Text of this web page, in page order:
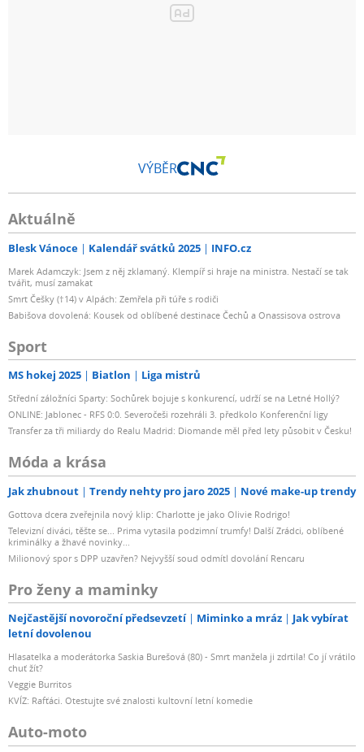
VÝBĚR
Aktuálně
Blesk Vánoce Kalendář svátků 2025 INFO.cz
Marek Adamczyk: Jsem z něj zklamaný. Klempíř si hraje na ministra. Nestačí se tak
tvářit, musí zamakat
Smrt Češky (†14) v Alpách: Zemřela při túře s rodiči
Babišova dovolená: Kousek od oblíbené destinace Čechů a Onassisova ostrova
Sport
MS hokej 2025 Biatlon Liga mistrů
Střední záložníci Sparty: Sochůrek bojuje s konkurencí, udrží se na Letné Hollý?
ONLINE: Jablonec - RFS 0:0. Severočeši rozehráli 3. předkolo Konferenční ligy
Transfer za tři miliardy do Realu Madrid: Diomande měl před lety působit v Česku!
Móda a krása
Jak zhubnout Trendy nehty pro jaro 2025 Nové make-up trendy
Gottova dcera zveřejnila nový klip: Charlotte je jako Olivie Rodrigo!
Televizní diváci, těšte se... Prima vytasila podzimní trumfy! Další Zrádci, oblíbené
kriminálky a žhavé novinky...
Milionový spor s DPP uzavřen? Nejvyšší soud odmítl dovolání Rencaru
Pro ženy a maminky
Nejčastější novoroční předsevzetí Miminko a mráz
Jak vybírat
letní dovolenou
Hlasatelka a moderátorka Saskia Burešová (80) - Smrt manžela ji zdrtila! Co jí vrátilo
chuť žít?
Veggie Burritos
KVÍZ: Rafťáci. Otestujte své znalosti kultovní letní komedie
Auto-moto